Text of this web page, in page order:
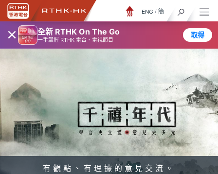
× 全新 RTHK On The Go
一手掌握 RTHK 電台、電視節目
取得
ENG / 簡
有觀點、有理據的意見交流。